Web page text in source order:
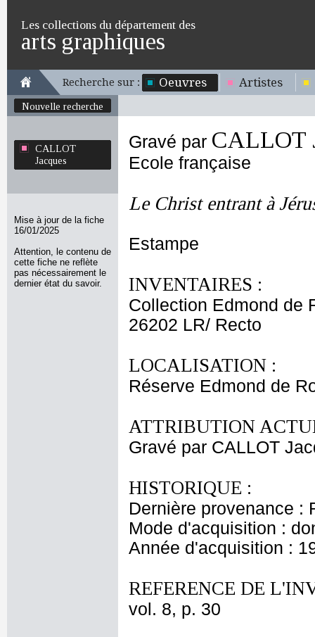
Les collections du département des
arts graphiques
Recherche sur : Oeuvres Artistes
Nouvelle recherche
CALLOT
Jacques
Mise à jour de la fiche
16/01/2025
Attention, le contenu de
cette fiche ne reflète
pas nécessairement le
dernier état du savoir.
Gravé par CALLOT
Ecole française
Le Christ entrant à
Estampe
INVENTAIRES :
Collection Edmond de
26202 LR/ Recto
LOCALISATION :
Réserve Edmond de
ATTRIBUTION
Gravé par CALLOT
HISTORIQUE :
Dernière provenance :
Mode d'acquisition :
Année d'acquisition :
REFERENCE DE
vol. 8, p. 30